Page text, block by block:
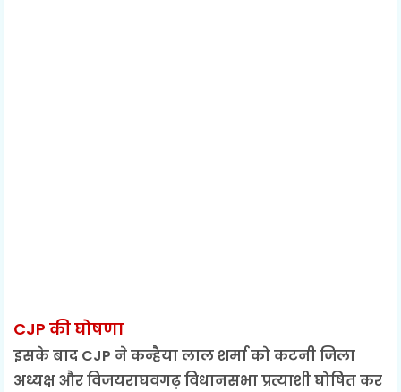
CJP की घोषणा
इसके बाद CJP ने कन्हैया लाल शर्मा को कटनी जिला
अध्यक्ष और विजयराघवगढ़ विधानसभा प्रत्याशी घोषित कर